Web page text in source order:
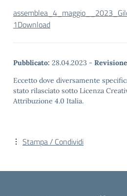
1Download
Pubblicato: 28.04.2023 -
Eccetto dove diversamente
stato rilasciato sotto Licenza
Attribuzione 4.0 Italia.
Stampa / Condividi